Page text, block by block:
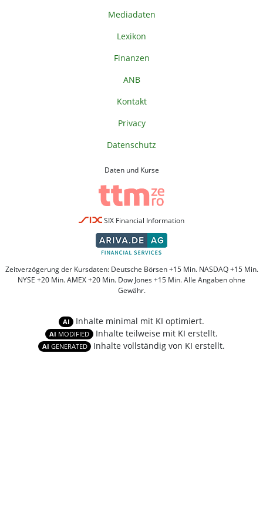
Mediadaten
Lexikon
Finanzen
ANB
Kontakt
Privacy
Datenschutz
Daten und Kurse
SIX Financial Information
Zeitverzögerung der Kursdaten: Deutsche Börsen +15 Min. NASDAQ +15 Min.
NYSE +20 Min. AMEX +20 Min. Dow Jones +15 Min. Alle Angaben ohne
Gewähr.
AI Inhalte minimal mit KI optimiert.
AI MODIFIED Inhalte teilweise mit KI erstellt.
AI GENERATED Inhalte vollständig von KI erstellt.